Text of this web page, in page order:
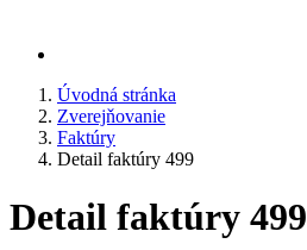
Úvodná stránka
Zverejňovanie
Faktúry
Detail faktúry 499
Detail faktúry 499